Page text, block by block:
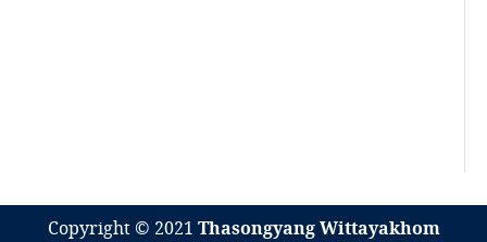
Copyright © 2021 Thasongyang Wittayakhom